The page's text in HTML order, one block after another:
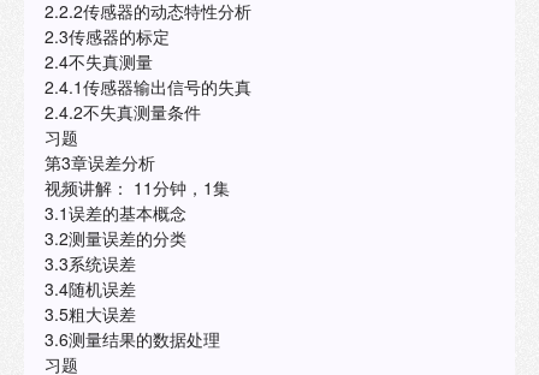
2.2.2传感器的动态特性分析
2.3传感器的标定
2.4不失真测量
2.4.1传感器输出信号的失真
2.4.2不失真测量条件
习题
第3章误差分析
视频讲解： 11分钟，1集
3.1误差的基本概念
3.2测量误差的分类
3.3系统误差
3.4随机误差
3.5粗大误差
3.6测量结果的数据处理
习题